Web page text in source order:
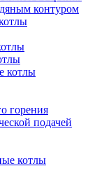
контуром
котлы
горения
подачей
котлы